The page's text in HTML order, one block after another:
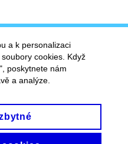
a k personalizaci
cookies. Když
poskytnete nám
a analýze.